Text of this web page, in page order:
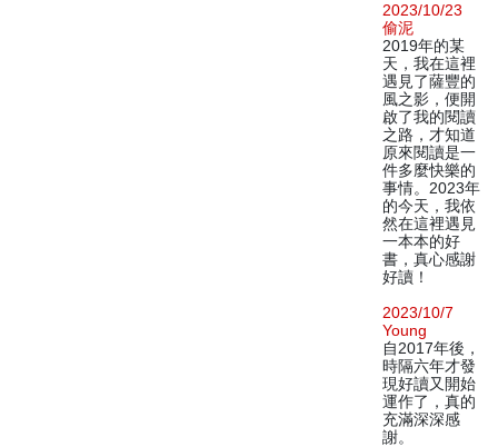
2023/10/23
偷泥
2019年的某
天，我在這裡
遇見了薩豐的
風之影，便開
啟了我的閱讀
之路，才知道
原來閱讀是一
件多麼快樂的
事情。2023年
的今天，我依
然在這裡遇見
一本本的好
書，真心感謝
好讀！
2023/10/7
Young
自2017年後，
時隔六年才發
現好讀又開始
運作了，真的
充滿深深感
謝。